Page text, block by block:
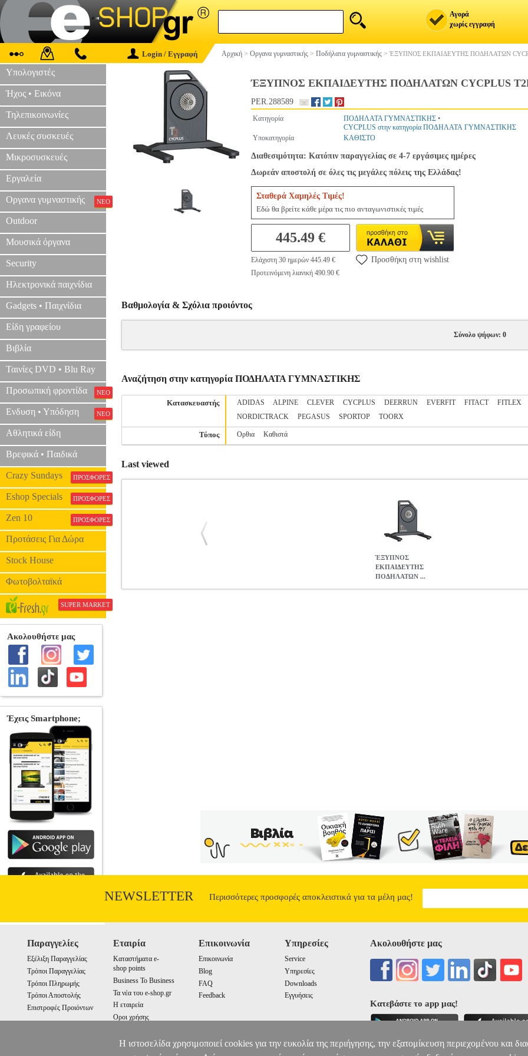
Αγορά
χωρίς εγγραφή
Login / Εγγραφή Αρχική > Οργανα γυμναστικής > Ποδήλατα γυμναστικής >ΈΞΥΠΝΟΣ ΕΚΠΑΙΔΕΥΤΗΣ ΠΟΔΗΛΑΤΩΝ
Υπολογιστές
Ήχος • Εικόνα
Τηλεπικοινωνίες
Λευκές συσκευές
Μικροσυσκευές
Εργαλεία
Οργανα γυμναστικής ΝΕΟ
Outdoor
Μουσικά όργανα
Security
Ηλεκτρονικά παιχνίδια
Gadgets • Παιχνίδια
Είδη γραφείου
Βιβλία
Ταινίες DVD • Blu Ray
Προσωπική φροντίδα ΝΕΟ
Ενδυση • Υπόδηση ΝΕΟ
Αθλητικά είδη
Βρεφικά • Παιδικά
Crazy Sundays ΠΡΟΣΦΟΡΕΣ
Eshop Specials ΠΡΟΣΦΟΡΕΣ
Zen 10 ΠΡΟΣΦΟΡΕΣ
Προτάσεις Για Δώρα
Stock House
Φωτοβολταϊκά
SUPER MARKET
ΈΞΥΠΝΟΣ ΕΚΠΑΙΔΕΥΤΗΣ ΠΟΔΗΛΑΤΩΝ CYCPLUS
PER.288589
Κατηγορία ΠΟΔΗΛΑΤΑ ΓΥΜΝΑΣΤΙΚΗΣ •
CYCPLUS στην κατηγορία ΠΟΔΗΛΑΤΑ ΓΥΜΝΑΣΤΙΚΗΣ
Υποκατηγορία
ΚΑΘΙΣΤΟ
Διαθεσιμότητα: Κατόπιν παραγγελίας σε 4-7 εργάσιμες ημέρες
Δωρεάν αποστολή σε όλες τις μεγάλες πόλεις της Ελλάδας!
Σταθερά Χαμηλές Τιμές!
Εδώ θα βρείτε κάθε μέρα τις πιο ανταγωνιστικές τιμές
445.49 €
Ελάχιστη 30 ημερών 445.49 €
Προτεινόμενη λιανική 490.90 €
Προσθήκη στη wishlist
Βαθμολογία & Σχόλια προιόντος
Σύνολο ψήφων: 0
Αναζήτηση στην κατηγορία ΠΟΔΗΛΑΤΑ ΓΥΜΝΑΣΤΙΚΗΣ
Κατασκευαστής ADIDAS ALPINE CLEVER CYCPLUS DEERRUN EVERFIT FITACT FITLEX
NORDICTRACK
PEGASUS SPORTOP TOORX
Τύπος Ορθια Καθιστά
Last viewed
ΈΞΥΠΝΟΣ
ΕΚΠΑΙΔΕΥΤΗΣ
ΠΟΔΗΛΑΤΩΝ ...
NEWSLETTER Περισσότερες προσφορές αποκλειστικά για τα μέλη μας!
Παραγγελίες
Εξέλιξη Παραγγελίας
Τρόποι Παραγγελίας
Τρόποι Πληρωμής
Τρόποι Αποστολής
Επιστροφές Προιόντων
Εταιρία
Καταστήματα e-
shop points
Business To Business
Τα νέα του e-shop.gr
Η εταιρεία
Οροι χρήσης
Επικοινωνία
Επικοινωνία
Blog
FAQ
Feedback
Υπηρεσίες
Service
Υπηρεσίες
Downloads
Εγγυήσεις
Ακολουθήστε μας
Κατεβάστε το app μας!
Η ιστοσελίδα χρησιμοποιεί cookies για την ευκολία της περιήγησης, την εξατομίκευση περιεχομένου και